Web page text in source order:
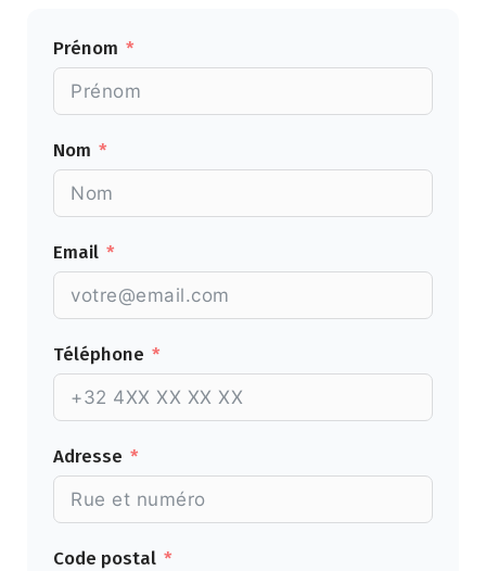
Prénom
Nom
Email
Téléphone
Adresse
Code postal